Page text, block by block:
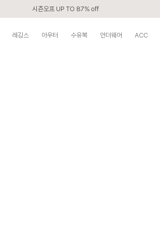
시즌오프 UP TO 87% off
레깅스 아우터 수유복 언더웨어 ACC